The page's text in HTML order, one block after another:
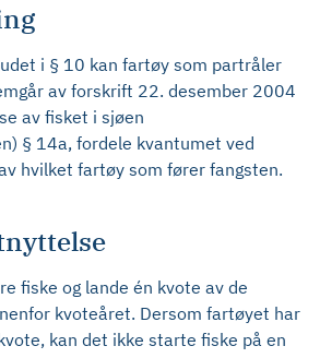
i § 10 kan fartøy som partråler
av forskrift 22. desember 2004
av fisket i sjøen
§ 14a, fordele kvantumet ved
hvilket fartøy som fører fangsten.
fiske og lande én kvote av de
kvoteåret. Dersom fartøyet har
kan det ikke starte fiske på en